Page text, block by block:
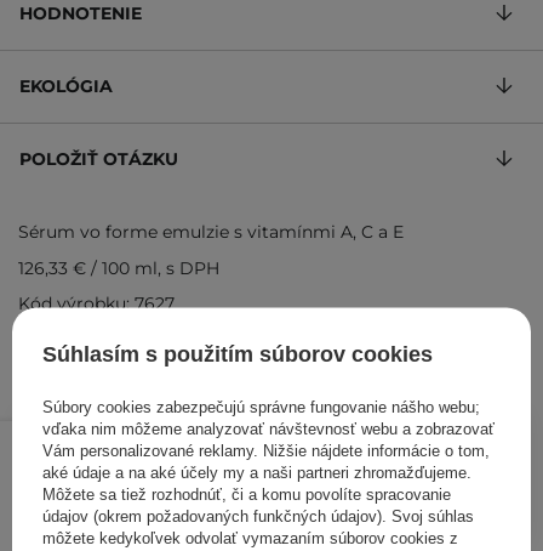
37,90 € / ks
PRIDAŤ DO KOŠÍKA
HODNOTENIE
EKOLÓGIA
POLOŽIŤ OTÁZKU
Sérum vo forme emulzie s vitamínmi A, C a E
126,33 € / 100 ml, s DPH
Kód výrobku: 7627
Kontrolovali aj ďalší zákazníci
Súhlasím s použitím súborov cookies
Súbory cookies zabezpečujú správne fungovanie nášho webu;
vďaka nim môžeme analyzovať návštevnosť webu a zobrazovať
Vám personalizované reklamy. Nižšie nájdete informácie o tom,
aké údaje a na aké účely my a naši partneri zhromažďujeme.
Môžete sa tiež rozhodnúť, či a komu povolíte spracovanie
údajov (okrem požadovaných funkčných údajov). Svoj súhlas
môžete kedykoľvek odvolať vymazaním súborov cookies z